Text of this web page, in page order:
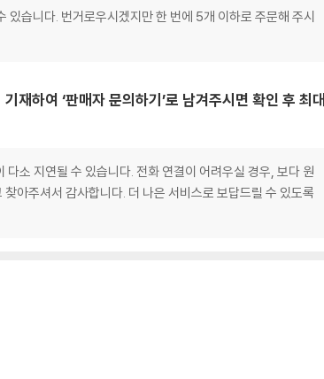
있습니다. 번거로우시겠지만 한 번에 5개 이하로 주문해 주시
하여 ‘판매자 문의하기’로 남겨주시면 확인 후 최대
소 지연될 수 있습니다. 전화 연결이 어려우실 경우, 보다 원
아주셔서 감사합니다. 더 나은 서비스로 보답드릴 수 있도록